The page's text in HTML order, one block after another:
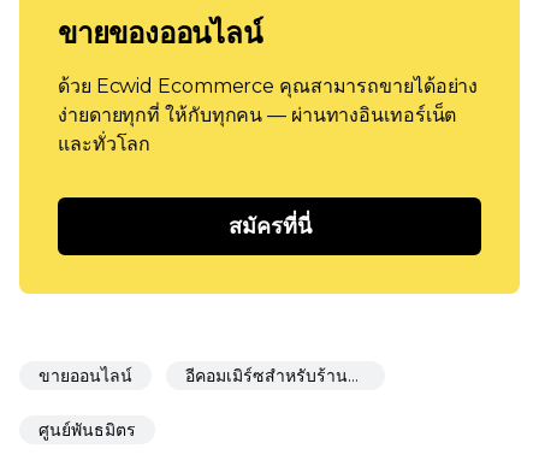
ขายของออนไลน์
ด้วย Ecwid Ecommerce คุณสามารถขายได้อย่าง
ง่ายดายทุกที่ ให้กับทุกคน — ผ่านทางอินเทอร์เน็ต
และทั่วโลก
สมัครที่นี่
ขายออนไลน์ อีคอมเมิร์ซสำหรับร้านอาหาร
ศูนย์พันธมิตร